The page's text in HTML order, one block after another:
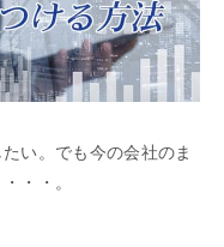
い。でも今の会社のま
・・。